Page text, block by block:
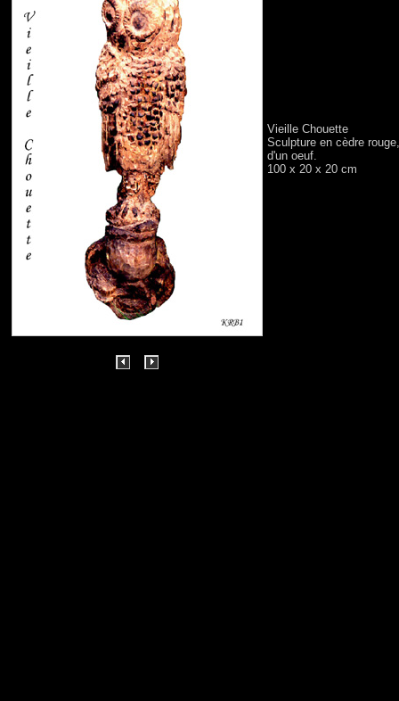
Vieille Chouette
Sculpture en cèdre
d'un oeuf.
100 x 20 x 20 cm